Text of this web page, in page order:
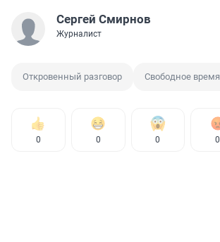
Сергей Смирнов
Журналист
Откровенный разговор Свободное время
0 0 0 0